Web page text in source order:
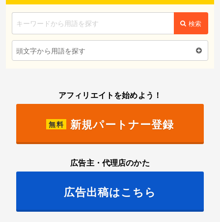
検索
頭文字から用語を探す
アフィリエイトを始めよう！
無料 新規パートナー登録
広告主・代理店のかた
広告出稿はこちら